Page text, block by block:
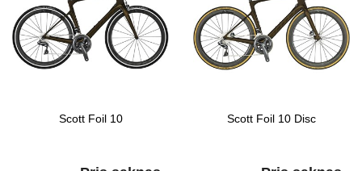
Scott Foil 10 Scott Foil 10 Disc